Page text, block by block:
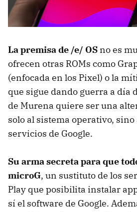
La premisa de /e/ OS no es
ofrecen otras ROMs como
(enfocada en los Pixel) o la
que sigue dando guerra a día
de Murena quiere ser una
solo al sistema operativo,
servicios de Google.
Su arma secreta para que
microG, un sustituto de los
Play que posibilita instalar
sí el software de Google.